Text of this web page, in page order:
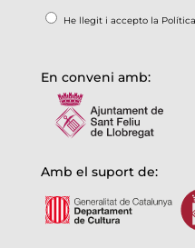
He llegit i accepto la
En conveni amb:
Amb el suport de: